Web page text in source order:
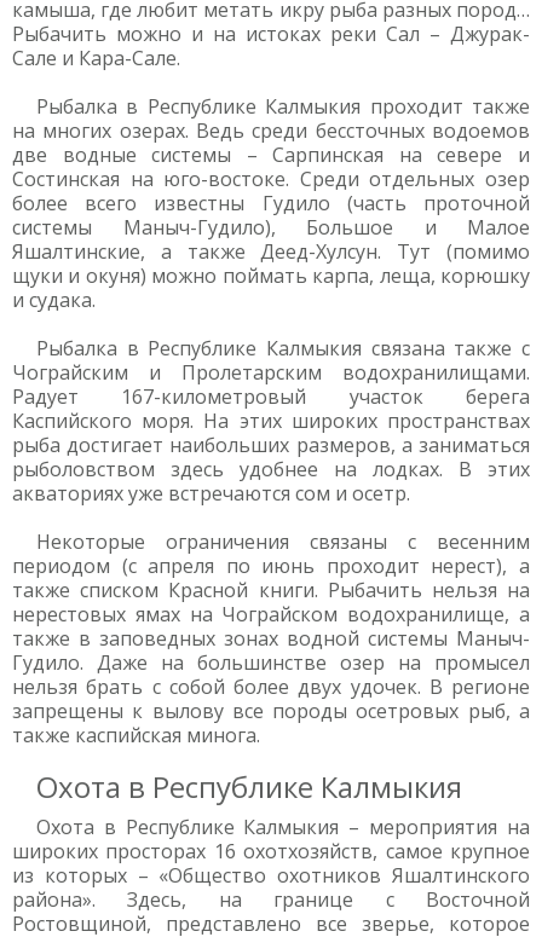
камыша, где любит метать икру рыба разных пород…
Рыбачить можно и на истоках реки Сал – Джурак-
Сале и Кара-Сале.
Рыбалка в Республике Калмыкия проходит также
на многих озерах. Ведь среди бессточных водоемов
две водные системы – Сарпинская на севере и
Состинская на юго-востоке. Среди отдельных озер
более всего известны Гудило (часть проточной
системы Маныч-Гудило), Большое и Малое
Яшалтинские, а также Деед-Хулсун. Тут (помимо
щуки и окуня) можно поймать карпа, леща, корюшку
и судака.
Рыбалка в Республике Калмыкия связана также с
Чограйским и Пролетарским водохранилищами.
Радует 167-километровый участок берега
Каспийского моря. На этих широких пространствах
рыба достигает наибольших размеров, а заниматься
рыболовством здесь удобнее на лодках. В этих
акваториях уже встречаются сом и осетр.
Некоторые ограничения связаны с весенним
периодом (с апреля по июнь проходит нерест), а
также списком Красной книги. Рыбачить нельзя на
нерестовых ямах на Чограйском водохранилище, а
также в заповедных зонах водной системы Маныч-
Гудило. Даже на большинстве озер на промысел
нельзя брать с собой более двух удочек. В регионе
запрещены к вылову все породы осетровых рыб, а
также каспийская минога.
Охота в Республике Калмыкия
Охота в Республике Калмыкия – мероприятия на
широких просторах 16 охотхозяйств, самое крупное
из которых – «Общество охотников Яшалтинского
района». Здесь, на границе с Восточной
Ростовщиной, представлено все зверье, которое